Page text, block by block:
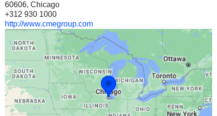
60606, Chicago
+312 930 1000
http://www.cmegroup.com